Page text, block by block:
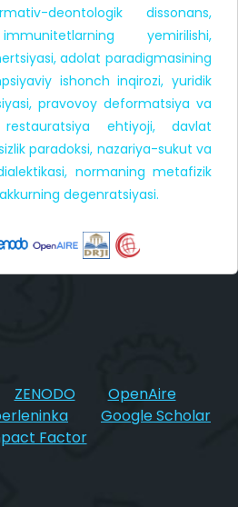
deontologik dissonans,
yemirilishi,
adolat paradigmasining
ishonch inqirozi, yuridik
pravovoy deformatsiya va
restauratsiya ehtiyoji, davlat
paradoksi, nazariya-sukut va
normaning metafizik
degenratsiyasi.
ZENODO
OpenAire
Google Scholar
Factor